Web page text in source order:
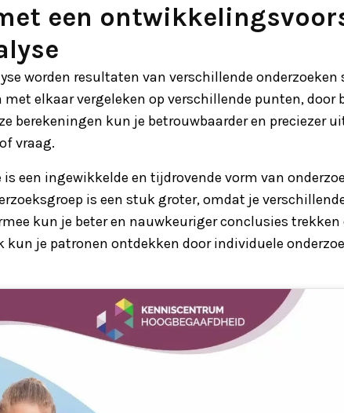
een
worden resultaten van verschillende onderzoeken
elkaar vergeleken op verschillende punten, door
berekeningen kun je betrouwbaarder en preciezer
vraag.
is een ingewikkelde en tijdrovende vorm van
is een stuk groter, omdat je
kun je beter en nauwkeuriger conclusies
kun je patronen ontdekken door individuele